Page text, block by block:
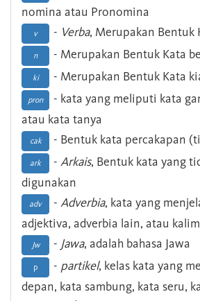
nomina atau Pronomina
v - Verba, Merupakan Bentuk
n - Merupakan Bentuk Kata
ki - Merupakan Bentuk Kata
pron
- kata yang meliputi kata
atau kata tanya
cak - Bentuk kata percakapan
ark - Arkais, Bentuk kata yang
digunakan
adv - Adverbia, kata yang
adjektiva, adverbia lain, atau
Jw - Jawa, adalah bahasa Jawa
p - partikel, kelas kata yang
depan, kata sambung, kata seru,